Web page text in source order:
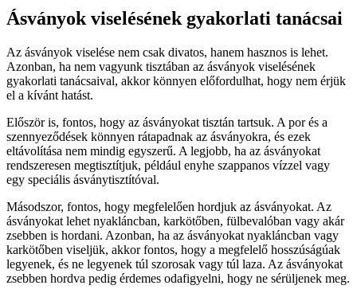
Ásványok viselésének gyakorlati tanácsai
Az ásványok viselése nem csak divatos, hanem hasznos is lehet.
Azonban, ha nem vagyunk tisztában az ásványok viselésének
gyakorlati tanácsaival, akkor könnyen előfordulhat, hogy nem érjük
el a kívánt hatást.
Először is, fontos, hogy az ásványokat tisztán tartsuk. A por és a
szennyeződések könnyen rátapadnak az ásványokra, és ezek
eltávolítása nem mindig egyszerű. A legjobb, ha az ásványokat
rendszeresen megtisztítjuk, például enyhe szappanos vízzel vagy
egy speciális ásványtisztítóval.
Másodszor, fontos, hogy megfelelően hordjuk az ásványokat. Az
ásványokat lehet nyakláncban, karkötőben, fülbevalóban vagy akár
zsebben is hordani. Azonban, ha az ásványokat nyakláncban vagy
karkötőben viseljük, akkor fontos, hogy a megfelelő hosszúságúak
legyenek, és ne legyenek túl szorosak vagy túl laza. Az ásványokat
zsebben hordva pedig érdemes odafigyelni, hogy ne sérüljenek meg.